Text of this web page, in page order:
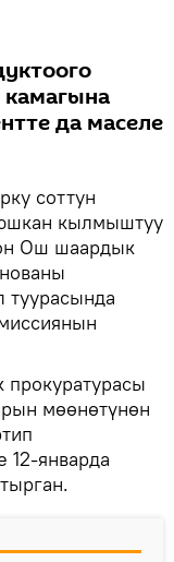
да маселе
соттун
кылмыштуу
Ош шаардык
туурасында
мөөнөтүнөн
12-январда